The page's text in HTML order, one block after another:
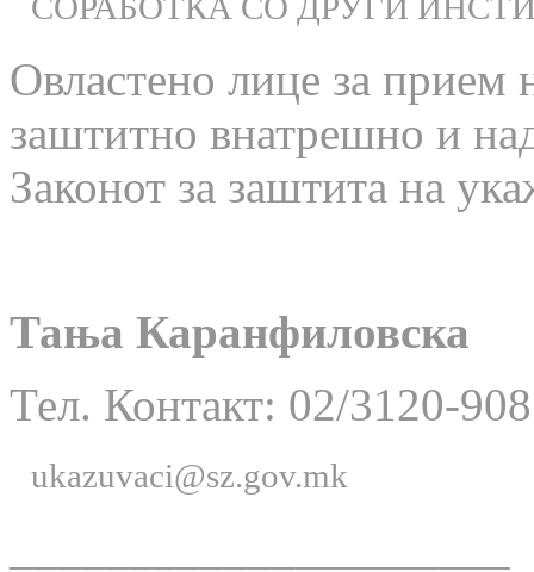
Овластено лице за прием
заштитно внатрешно и
Законот за заштита на
Тања Каранфиловска
Тел. Контакт: 02/3120-908
ukazuvaci@sz.gov.mk